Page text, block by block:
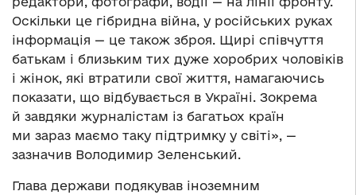
Оскільки це гібридна війна, у російських руках
інформація — це також зброя. Щирі співчуття
батькам і близьким тих дуже хоробрих чоловіків
і жінок, які втратили свої життя, намагаючись
показати, що відбувається в Україні. Зокрема
й завдяки журналістам із багатьох країн
ми зараз маємо таку підтримку у світі», —
зазначив Володимир Зеленський.
Глава держави подякував іноземним